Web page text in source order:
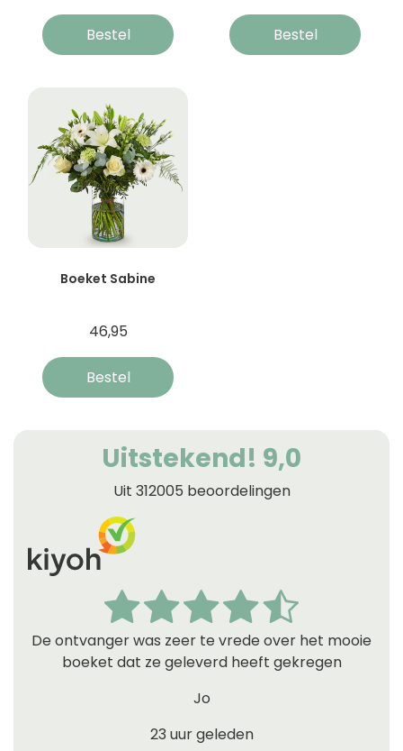
Bestel Bestel
Boeket Sabine
46,95
Bestel
Uitstekend! 9,0
Uit 312005 beoordelingen
De ontvanger was zeer te vrede over het mooie
boeket dat ze geleverd heeft gekregen
Jo
23 uur geleden